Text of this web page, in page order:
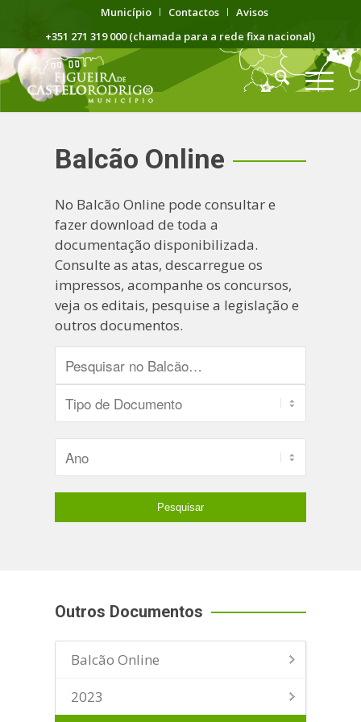
Município Contactos
Avisos
+351 271 319 000 (chamada para a rede fixa nacional)
Balcão Online
No Balcão Online pode consultar e
fazer download de toda a
documentação disponibilizada.
Consulte as atas, descarregue os
impressos, acompanhe os concursos,
veja os editais, pesquise a legislação e
outros documentos.
Outros Documentos
Balcão Online
2023